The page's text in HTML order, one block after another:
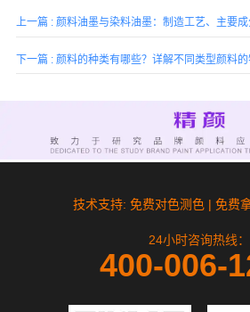
上一篇 : 颜料油墨与染料油墨：制造工艺、主要
下一篇 : 颜料的种类有哪些？详解不同类型颜料的
技术支持: 免费对色测色 | 免费
24小时咨询热线：
400-006-